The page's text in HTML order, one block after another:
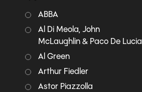
ABBA
Al Di Meola, John
McLaughlin & Paco De Lucia
Al Green
Arthur Fiedler
Astor Piazzolla